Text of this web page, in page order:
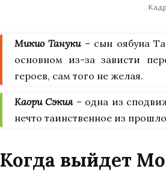
Микио Тануки – сын оябуна
основном из-за зависти
героев, сам того не желая.
Каори Сэкия – одна из
нечто таинственное из
Когда выйдет